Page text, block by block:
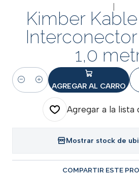
|
Kimber Kable
1,0
Cantidad AGREGAR AL CARRO
Agregar a la lista
Mostrar stock de
COMPARTIR ESTE